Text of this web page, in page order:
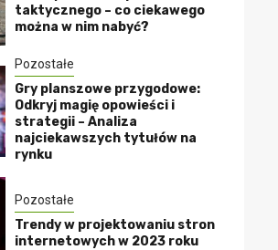
taktycznego – co ciekawego
można w nim nabyć?
Pozostałe
Gry planszowe przygodowe:
Odkryj magię opowieści i
strategii – Analiza
najciekawszych tytułów na
rynku
Pozostałe
Trendy w projektowaniu stron
internetowych w 2023 roku